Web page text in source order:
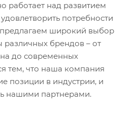
работает над развитием
потребности
широкий выбор
различных брендов – от
до современных
тем, что наша компания
позиции в индустрии, и
нашими партнерами.